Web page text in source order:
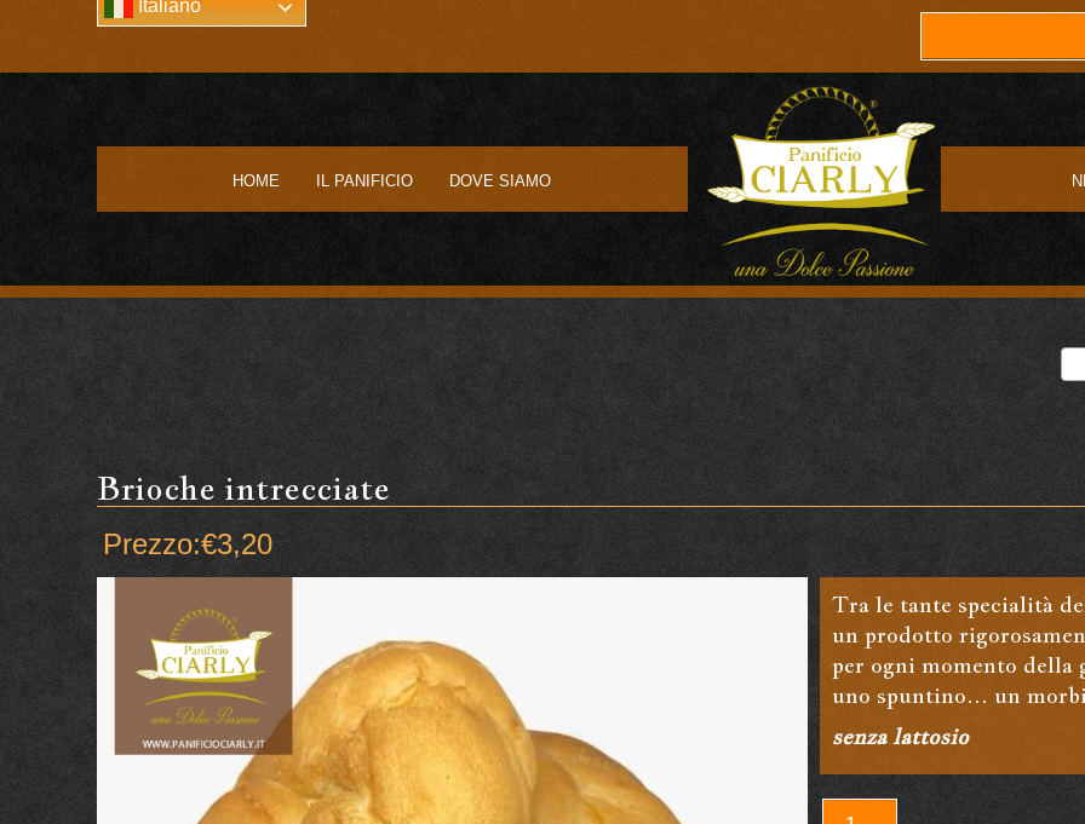
Italiano
HOME IL PANIFICIO DOVE SIAMO
Brioche intrecciate
Prezzo:€3,20
Tra le tante specialità
un prodotto
per ogni momento della
uno spuntino… un
senza lattosio